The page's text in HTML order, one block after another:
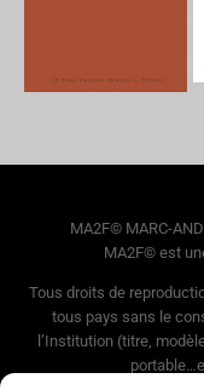
MA2F© MARC-
MA2F© est
Tous droits de
tous pays sans le
l’Institution (titre,